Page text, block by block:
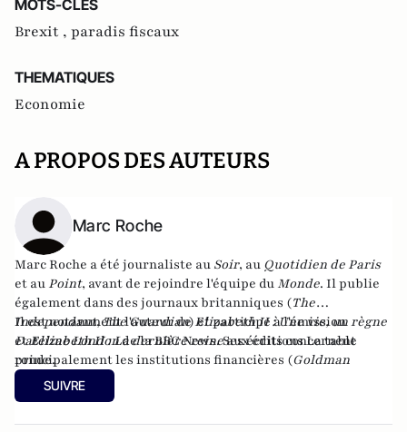
MOTS-CLES
Brexit , paradis fiscaux
THEMATIQUES
Economie
A PROPOS DES AUTEURS
Marc Roche
Marc Roche a été journaliste au Soir, au Quotidien de Paris
et au Point, avant de rejoindre l'équipe du Monde. Il publie
également dans des journaux britanniques (The
Independant,The Guardian) et participe à l'émission
Dateline Londonde la BBC News. Ses écrits concernent
principalement les institutions financières (Goldman
Sachs) et la monarchie britannique.
Il est notamment l'auteur deElizabeth II : Une vie, un règne
etElizabeth II : La dernière reineaux éditions La table
ronde.
SUIVRE